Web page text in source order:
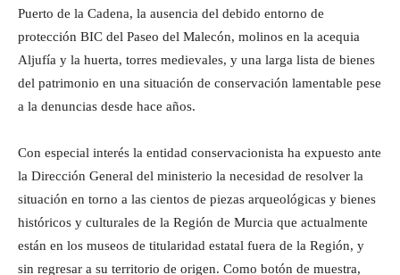
Puerto de la Cadena, la ausencia del debido entorno de
protección BIC del Paseo del Malecón, molinos en la acequia
Aljufía y la huerta, torres medievales, y una larga lista de bienes
del patrimonio en una situación de conservación lamentable pese
a la denuncias desde hace años.
Con especial interés la entidad conservacionista ha expuesto ante
la Dirección General del ministerio la necesidad de resolver la
situación en torno a las cientos de piezas arqueológicas y bienes
históricos y culturales de la Región de Murcia que actualmente
están en los museos de titularidad estatal fuera de la Región, y
sin regresar a su territorio de origen. Como botón de muestra,